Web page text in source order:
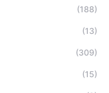
(188)
(13)
(309)
(15)